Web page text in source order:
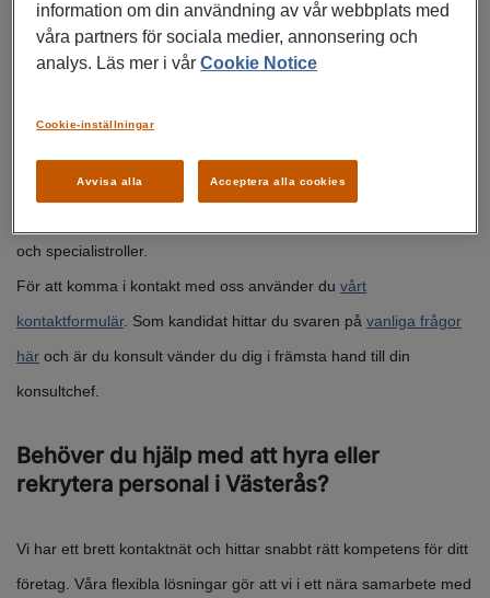
Hitta hit
finns garage i byggnaden. Förutom kollegor från Manpower hittar
och specialistroller.
För att komma i kontakt med oss använder du vårt
kontaktformulär. Som kandidat hittar du svaren på vanliga frågor
här och är du konsult vänder du dig i främsta hand till din
konsultchef.
Behöver du hjälp med att hyra eller
rekrytera personal i Västerås?
Vi har ett brett kontaktnät och hittar snabbt rätt kompetens för ditt
företag. Våra flexibla lösningar gör att vi i ett nära samarbete med
information om din användning av vår webbplats med
våra partners för sociala medier, annonsering och
analys. Läs mer i vårCookie Notice
Avvisa alla Acceptera alla cookies
Cookie-inställningar